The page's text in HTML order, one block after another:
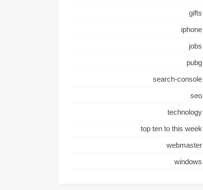
gifts
iphone
jobs
pubg
search-console
seo
technology
top ten to this week
webmaster
windows